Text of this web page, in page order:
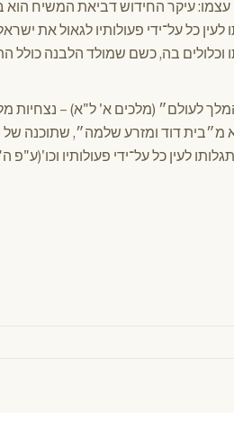
עיקר החידוש דביאת המשיח הוא
כל על־ידי פעולותיו לגאול את
בה, כשם שמולד הלבנה כולל
לעולם״ (מלכים א' ל"א) –
דוד ומזרע שלמה״, שתוכנה של
לעין כל על־ידי פעולותיו